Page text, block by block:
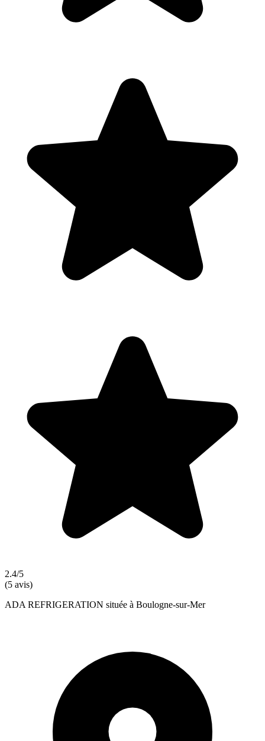
2.4/5
(5 avis)
ADA REFRIGERATION située à Boulogne-sur-Mer